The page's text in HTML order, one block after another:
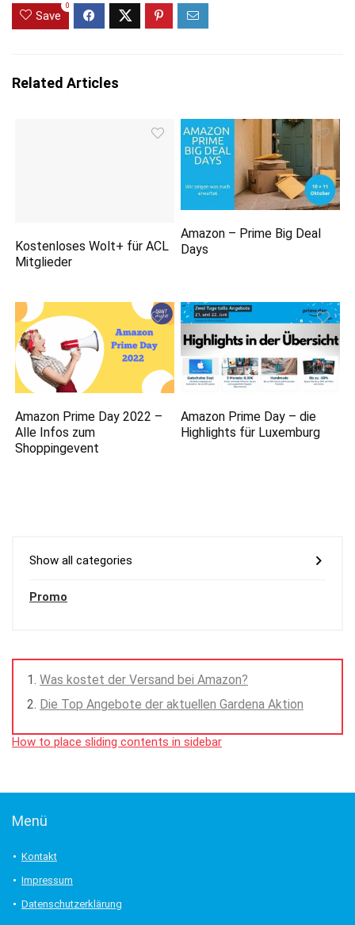
Save
0
Related Articles
Kostenloses Wolt+ für ACL
Mitglieder
Amazon – Prime Big Deal
Days
Amazon Prime Day 2022 –
Alle Infos zum
Shoppingevent
Amazon Prime Day – die
Highlights für Luxemburg
Show all categories
Promo
Was kostet der Versand bei Amazon?
Die Top Angebote der aktuellen Gardena Aktion
How to place sliding contents in sidebar
Menü
Kontakt
Impressum
Datenschutzerklärung